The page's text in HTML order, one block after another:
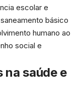
escolar e
básico
humano ao
social e
na saúde e